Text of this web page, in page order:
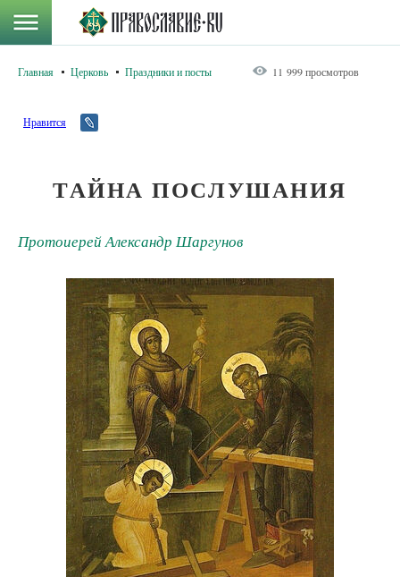
Главная Церковь Праздники и посты 11 999 просмотров
Нравится
ТАЙНА ПОСЛУШАНИЯ
Протоиерей Александр Шаргунов